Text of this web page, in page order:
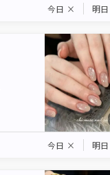
今日 × 明日
今日 × 明日